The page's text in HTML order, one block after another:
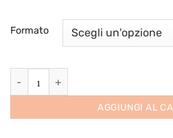
da
Formato
AGGIUNGI AL